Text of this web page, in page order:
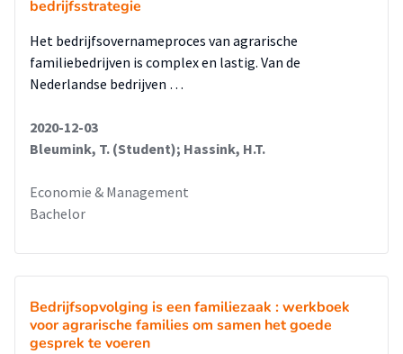
bedrijfsstrategie
Het bedrijfsovernameproces van agrarische
familiebedrijven is complex en lastig. Van de
Nederlandse bedrijven …
2020-12-03
Bleumink, T. (Student); Hassink, H.T.
Economie & Management
Bachelor
Bedrijfsopvolging is een familiezaak : werkboek
voor agrarische families om samen het goede
gesprek te voeren